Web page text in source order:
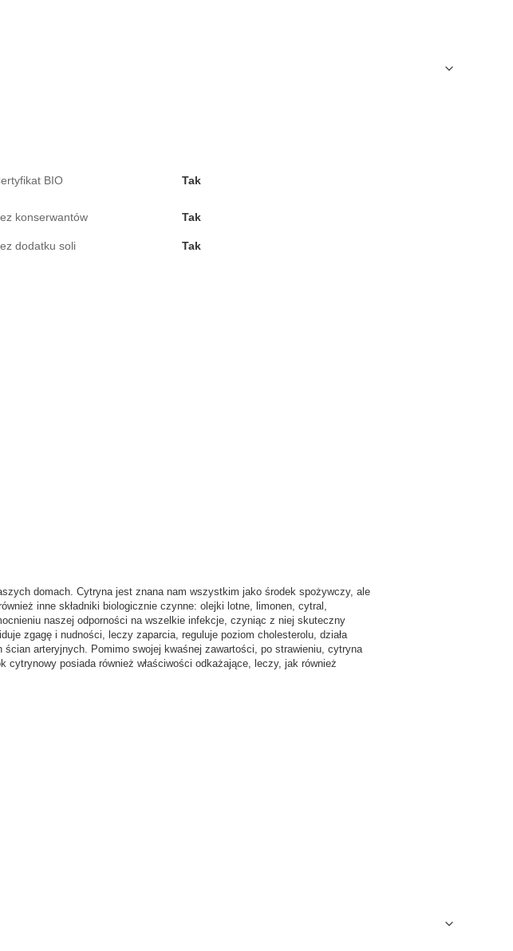
BIO Tak
konserwantów Tak
dodatku soli Tak
domach. Cytryna jest znana nam wszystkim jako środek spożywczy, ale
inne składniki biologicznie czynne: olejki lotne, limonen, cytral,
naszej odporności na wszelkie infekcje, czyniąc z niej skuteczny
zgagę i nudności, leczy zaparcia, reguluje poziom cholesterolu, działa
ścian arteryjnych. Pomimo swojej kwaśnej zawartości, po strawieniu, cytryna
posiada również właściwości odkażające, leczy, jak również